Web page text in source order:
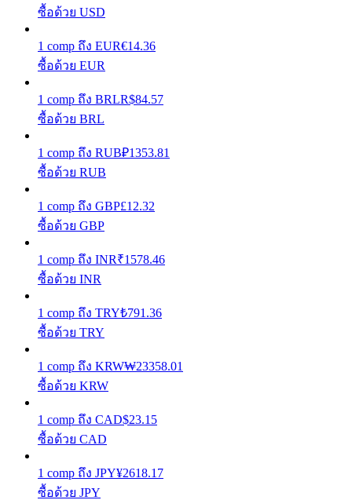
การปักหลัก
ผลตอบแทนสูงและเข้าถึงได้ทันที
Launchpool
การเซ้งแบบยืดหยุ่นเพื่อรับโทเคนยอดนิยม
ซื้อด้วย USD
1 comp ถึง EUR€14.36
ซื้อด้วย EUR
1 comp ถึง BRLR$84.57
ซื้อด้วย BRL
1 comp ถึง RUB₽1353.81
ซื้อด้วย RUB
1 comp ถึง GBP£12.32
ซื้อด้วย GBP
1 comp ถึง INR₹1578.46
ซื้อด้วย INR
1 comp ถึง TRY₺791.36
ซื้อด้วย TRY
1 comp ถึง KRW₩23358.01
ซื้อด้วย KRW
1 comp ถึง CAD$23.15
ซื้อด้วย CAD
1 comp ถึง JPY¥2618.17
ซื้อด้วย JPY